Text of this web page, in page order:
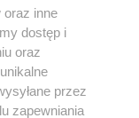
być powielany i
jakikolwiek sposób
jakimkolwiek polu
w
Jakiekolwiek użycie
z naruszeniem
pod groźbą kary i
oraz inne
dostęp i
oraz
przez
zapewniania